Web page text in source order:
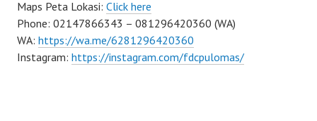
Maps Peta Lokasi: Click here
Phone: 02147866343 – 081296420360 (WA)
WA: https://wa.me/6281296420360
Instagram: https://instagram.com/fdcpulomas/